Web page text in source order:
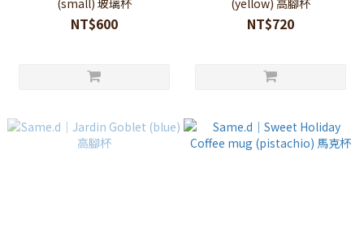
(small) 玻璃杯
NT$600
(yellow) 高腳杯
NT$720